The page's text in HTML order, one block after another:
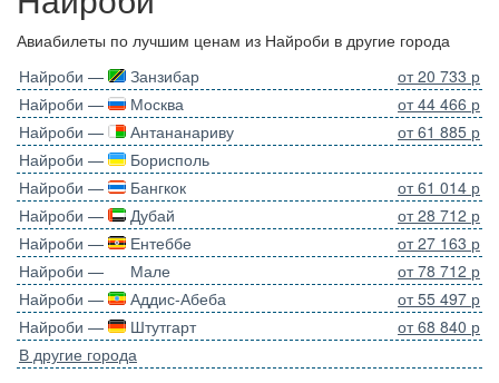
Авиабилеты по лучшим ценам из Найроби в другие города
Найроби —
Занзибар
от 20 733 р
Найроби —
Москва
от 44 466 р
Найроби —
Антананариву
от 61 885 р
Найроби —
Борисполь
Найроби —
Бангкок
от 61 014 р
Найроби —
Дубай
от 28 712 р
Найроби —
Ентеббе
от 27 163 р
Найроби —
Мале
от 78 712 р
Найроби —
Аддис-Абеба
от 55 497 р
Найроби —
Штутгарт
от 68 840 р
В другие города